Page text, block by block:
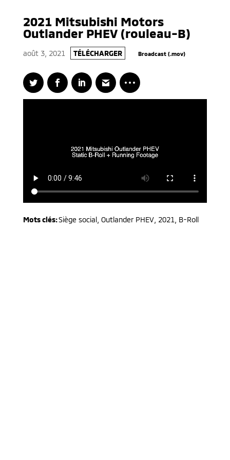
2021 Mitsubishi Motors
Outlander PHEV (rouleau-B)
août 3, 2021 TÉLÉCHARGER Broadcast (.mov)
Mots clés:Siège social, Outlander PHEV, 2021 B-Roll